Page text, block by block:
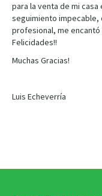
para la venta de mi casa
seguimiento impecable,
profesional, me encantó
Felicidades!!
Muchas Gracias!
Luis Echeverría